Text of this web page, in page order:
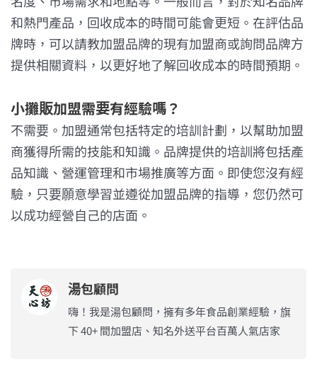
和熱門產品，回收成本的時間可能會更短。在評估品
牌時，可以請教加盟品牌的現有加盟商或詢問品牌方
提供相關資料，以更好地了解回收成本的時間預期。
小攤販加盟需要有經驗嗎？
不需要。加盟通常包括特定的培訓計劃，以幫助加盟
商獲得所需的技能和知識。品牌提供的培訓將包括產
品知識、營運管理和市場推廣等方面。即使您沒有經
驗，只要願意學習並遵從加盟品牌的指導，您仍然可
以成功經營自己的店面。
湯包顧問
嗨！我是湯包顧問，擁有多年食品創業經驗，旗
下 40+ 間加盟店、知名外送平台百萬人氣店家